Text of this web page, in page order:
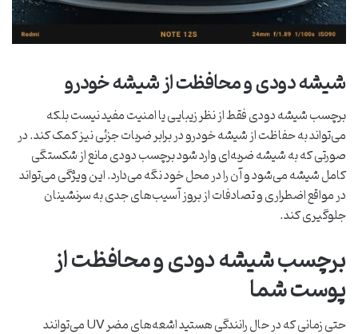
شیشه دودی و محافظت از شیشه خودرو
برچسب شیشه دودی فقط از نظر زیبایی یا امنیت مفید نیست بلکه
می‌تواند به حفاظت از شیشه خودرو در برابر ضربات جزئی نیز کمک کند. در
صورتی که به شیشه ضربه‌ای وارد شود برچسب دودی مانع از شکستگی
کامل شیشه می‌شود و آن را در محل خود نگه می‌دارد. این ویژگی می‌تواند
در مواقع اضطراری و تصادفات از بروز آسیب‌های جدی به سرنشینان
جلوگیری کند.
برچسب شیشه دودی و محافظت از
پوست شما
حتی زمانی که در حال رانندگی هستید اشعه‌های مضر UV می‌توانند